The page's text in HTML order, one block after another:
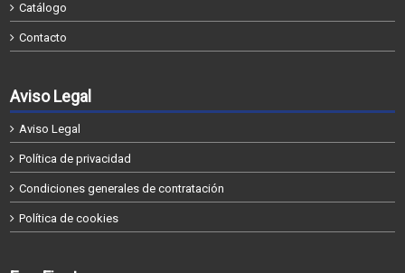
Catálogo
Contacto
Aviso Legal
Aviso Legal
Política de privacidad
Condiciones generales de contratación
Política de cookies